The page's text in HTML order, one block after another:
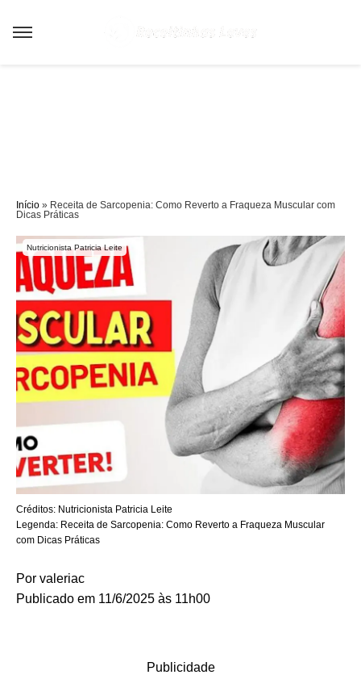
Início » Receita de Sarcopenia: Como Reverto a Fraqueza Muscular com
Dicas Práticas
Nutricionista Patricia Leite
Créditos: Nutricionista Patricia Leite
Legenda: Receita de Sarcopenia: Como Reverto a Fraqueza Muscular
com Dicas Práticas
Por valeriac
Publicado em 11/6/2025 às 11h00
Publicidade